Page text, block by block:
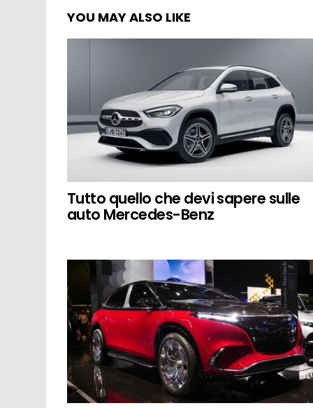
YOU MAY ALSO LIKE
Tutto quello che devi sapere sulle
auto Mercedes-Benz